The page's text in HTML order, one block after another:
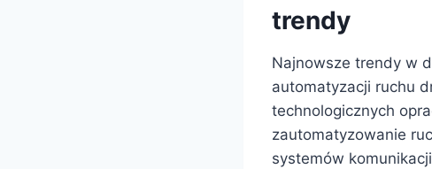
trendy
Najnowsze trendy w
automatyzacji ruchu
technologicznych
zautomatyzowanie
systemów